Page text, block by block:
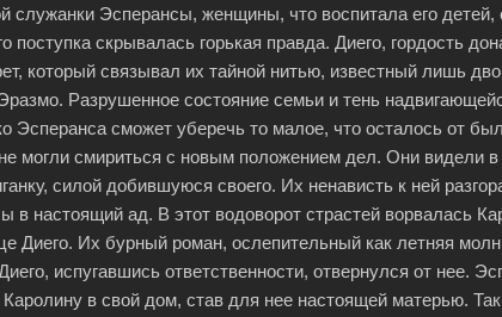
служанки Эсперансы, женщины, что воспитала его детей,
поступка скрывалась горькая правда. Диего, гордость
который связывал их тайной нитью, известный лишь
Разрушенное состояние семьи и тень
Эсперанса сможет уберечь то малое, что осталось от
могли смириться с новым положением дел. Они видели
силой добившуюся своего. Их ненависть к ней
в настоящий ад. В этот водоворот страстей ворвалась
Диего. Их бурный роман, ослепительный как летняя
испугавшись ответственности, отвернулся от нее.
в свой дом, став для нее настоящей матерью.